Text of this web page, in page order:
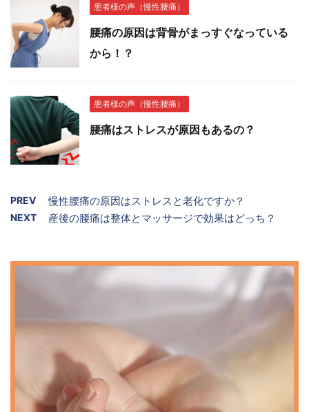
患者様の声（慢性腰痛）
腰痛の原因は背骨がまっすぐなっている
から！？
患者様の声（慢性腰痛）
腰痛はストレスが原因もあるの？
PREV 慢性腰痛の原因はストレスと老化ですか？
NEXT 産後の腰痛は整体とマッサージで効果はどっち？